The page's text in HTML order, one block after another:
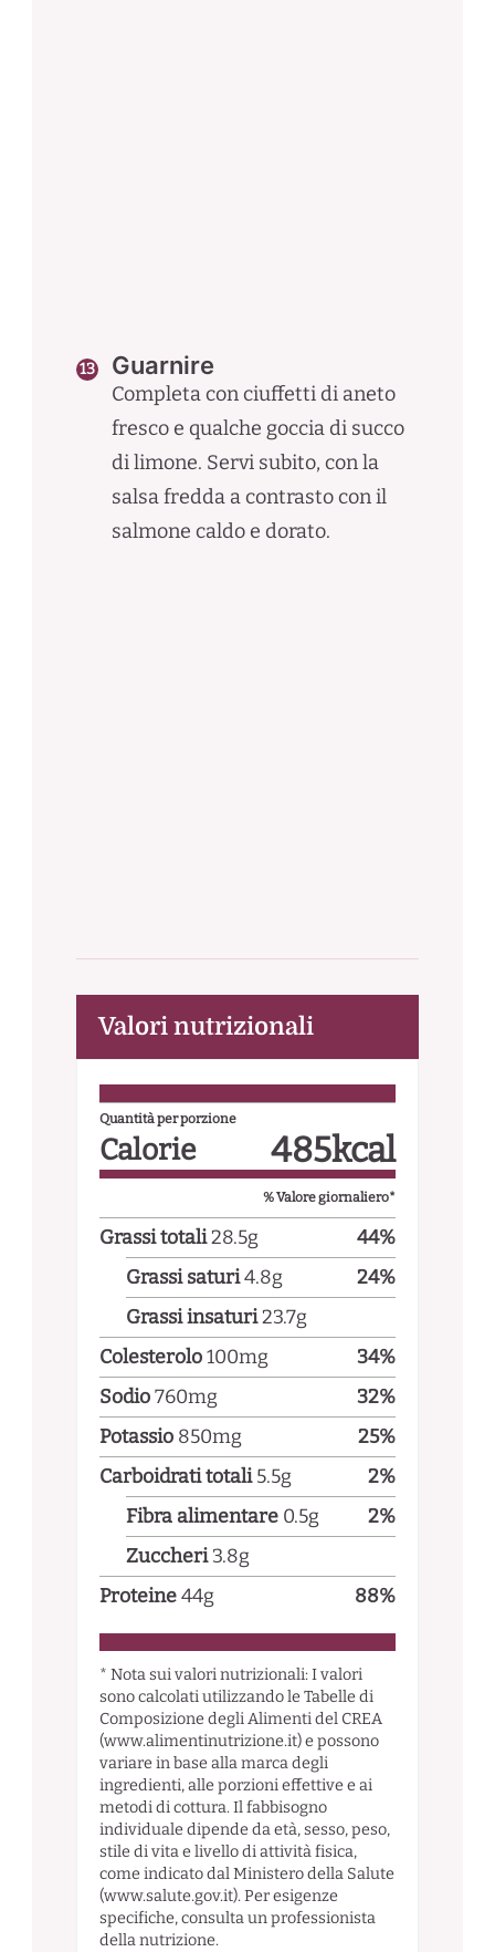
Guarnire
Completa con ciuffetti di aneto
fresco e qualche goccia di succo
di limone. Servi subito, con la
salsa fredda a contrasto con il
salmone caldo e dorato.
Valori nutrizionali
Quantità per porzione
Calorie 485kcal
% Valore giornaliero*
Grassi totali28.5g 44%
Grassi saturi4.8g 24%
Grassi insaturi23.7g
Colesterolo100mg 34%
Sodio760mg 32%
Potassio 850mg 25%
Carboidrati totali 5.5g 2%
Fibra alimentare 0.5g 2%
Zuccheri 3.8g
Proteine44g 88%
* Nota sui valori nutrizionali: I valori
sono calcolati utilizzando le Tabelle di
Composizione degli Alimenti del CREA
(www.alimentinutrizione.it) e possono
variare in base alla marca degli
ingredienti, alle porzioni effettive e ai
metodi di cottura. Il fabbisogno
individuale dipende da età, sesso, peso,
stile di vita e livello di attività fisica,
come indicato dal Ministero della Salute
(www.salute.gov.it). Per esigenze
specifiche, consulta un professionista
della nutrizione.